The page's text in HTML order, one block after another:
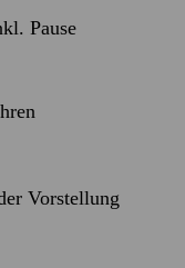
Pause
Vorstellung